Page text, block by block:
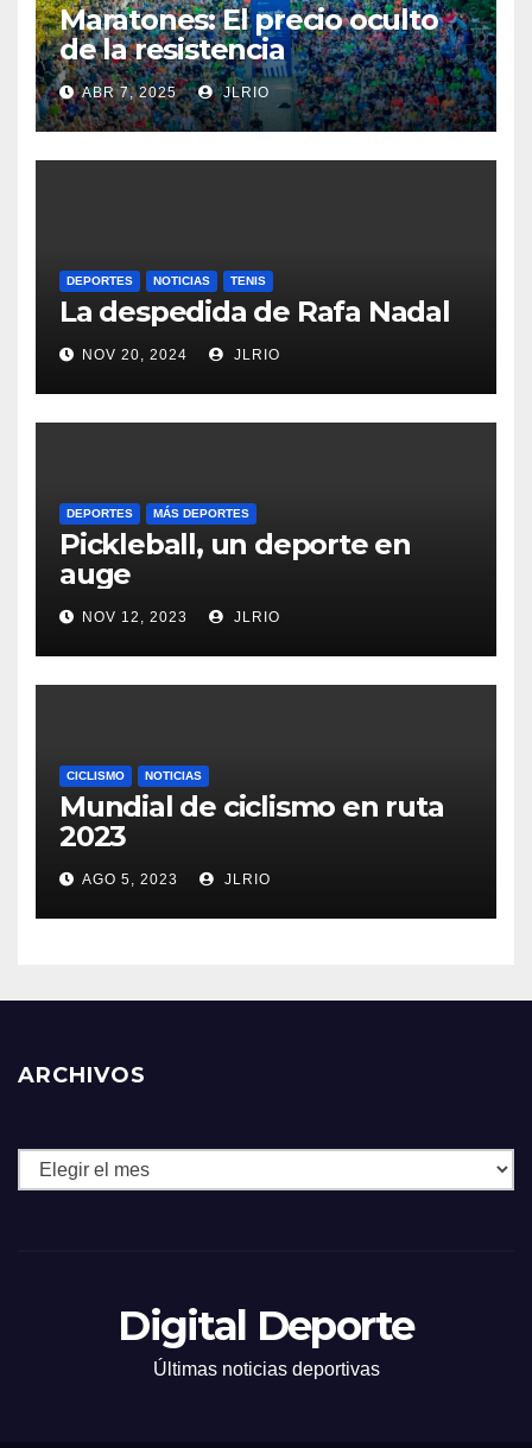
Maratones: El precio oculto
de la resistencia
ABR 7, 2025 JLRIO
DEPORTES NOTICIAS TENIS
La despedida de Rafa Nadal
NOV 20, 2024 JLRIO
DEPORTES MÁS DEPORTES
Pickleball, un deporte en
auge
NOV 12, 2023 JLRIO
CICLISMO NOTICIAS
Mundial de ciclismo en ruta
2023
AGO 5, 2023 JLRIO
ARCHIVOS
Archivos
Digital Deporte
Últimas noticias deportivas